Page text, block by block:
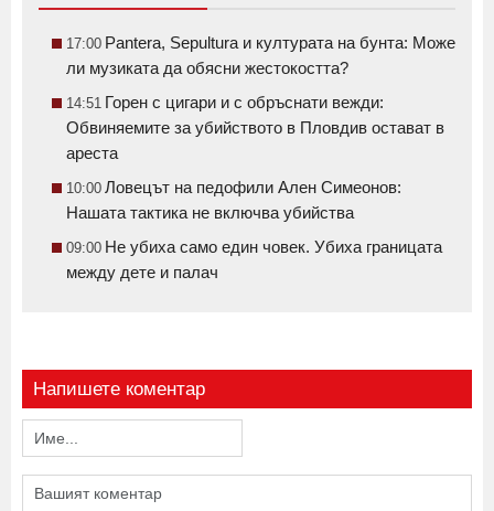
17:00 Pantera, Sepultura и културата на бунта: Може
ли музиката да обясни жестокостта?
14:51 Горен с цигари и с обръснати вежди:
Обвиняемите за убийството в Пловдив остават в
ареста
10:00 Ловецът на педофили Ален Симеонов:
Нашата тактика не включва убийства
09:00 Не убиха само един човек. Убиха границата
между дете и палач
Напишете коментар